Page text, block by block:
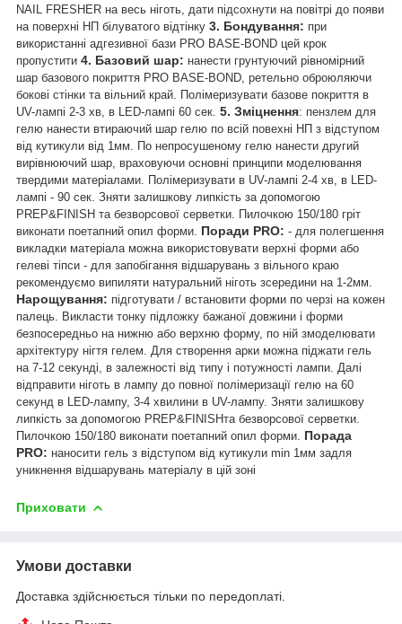
NAIL FRESHER на весь ніготь, дати підсохнути на повітрі до появи
на поверхні НП білуватого відтінку 3. Бондування: при
використанні адгезивної бази PRO BASE-BOND цей крок
пропустити 4. Базовий шар: нанести грунтуючий рівномірний
шар базового покриття PRO BASE-BOND, ретельно оброюляючи
бокові стінки та вільний край. Полімеризувати базове покриття в
UV-лампі 2-3 хв, в LED-лампі 60 сек. 5. Зміцнення: пензлем для
гелю нанести втираючий шар гелю по всій повехні НП з відступом
від кутикули від 1мм. По непросушеному гелю нанести другий
вирівнюючий шар, враховуючи основні принципи моделювання
твердими матеріалами. Полімеризувати в UV-лампі 2-4 хв, в LED-
лампі - 90 сек. Зняти залишкову липкість за допомогою
PREP&FINISH та безворсової серветки. Пилочкою 150/180 гріт
виконати поетапний опил форми. Поради PRO: - для полегшення
викладки матеріала можна використовувати верхні форми або
гелеві тіпси - для запобігання відшарувань з вільного краю
рекомендуємо випиляти натуральний ніготь зсередини на 1-2мм.
Нарощування: підготувати / встановити форми по черзі на кожен
палець. Викласти тонку підложку бажаної довжини і форми
безпосередньо на нижню або верхню форму, по ній змоделювати
архітектуру нігтя гелем. Для створення арки можна піджати гель
на 7-12 секунді, в залежності від типу і потужності лампи. Далі
відправити ніготь в лампу до повної полімеризації гелю на 60
секунд в LED-лампу, 3-4 хвилини в UV-лампу. Зняти залишкову
липкість за допомогою PREP&FINISHта безворсової серветки.
Пилочкою 150/180 виконати поетапний опил форми. Порада
PRO: наносити гель з відступом від кутикули min 1мм задля
уникнення відшарувань матеріалу в цій зоні
Приховати
Умови доставки
Доставка здійснюється тільки по передоплаті.